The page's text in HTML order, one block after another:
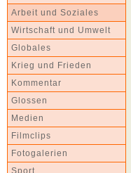
Arbeit und Soziales
Wirtschaft und Umwelt
Globales
Krieg und Frieden
Kommentar
Glossen
Medien
Filmclips
Fotogalerien
Sport